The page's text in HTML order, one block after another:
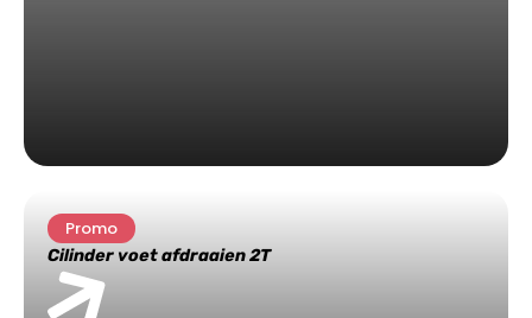
Promo
Cilinder voet afdraaien 2T